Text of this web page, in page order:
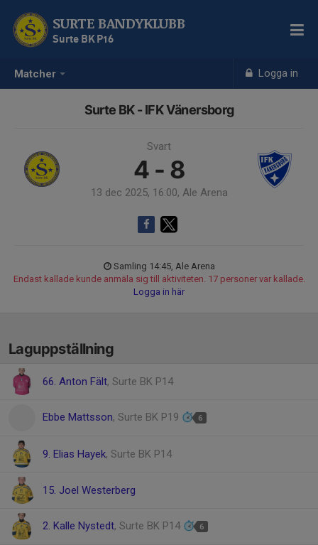
Matcher Logga in
SURTE BANDYKLUBB
Surte BK P16
Surte BK - IFK Vänersborg
Svart
4 - 8
13 dec 2025, 16:00, Ale Arena
Samling 14:45, Ale Arena
Endast kallade kunde anmäla sig till aktiviteten. 17 personer var kallade.
Logga in här
Laguppställning
66. Anton Fält, Surte BK P14
Ebbe Mattsson, Surte BK P19 6
9. Elias Hayek, Surte BK P14
15. Joel Westerberg
2. Kalle Nystedt, Surte BK P14 6